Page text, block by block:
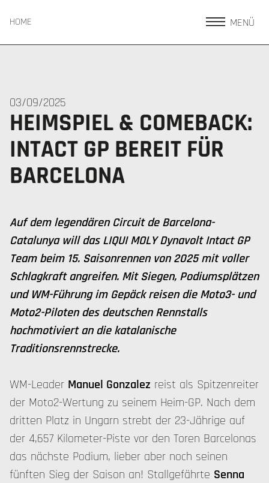
HOME MENÜ
03/09/2025
HEIMSPIEL & COMEBACK:
INTACT GP BEREIT FÜR
BARCELONA
Auf dem legendären Circuit de Barcelona-
Catalunya will das LIQUI MOLY Dynavolt Intact GP
Team beim 15. Saisonrennen von 2025 mit voller
Schlagkraft angreifen. Mit Siegen, Podiumsplätzen
und WM-Führung im Gepäck reisen die Moto3- und
Moto2-Piloten des deutschen Rennstalls
hochmotiviert an die katalanische
Traditionsrennstrecke.
WM-Leader Manuel Gonzalez reist als Spitzenreiter
der Moto2-Wertung zu seinem Heim-GP. Nach dem
dritten Platz in Ungarn strebt der 23-Jährige auf
der 4,657 Kilometer-Piste vor den Toren Barcelonas
das nächste Podium, lieber aber noch seinen
fünften Sieg der Saison an! Stallgefährte Senna